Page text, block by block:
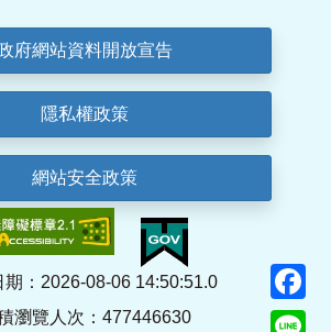
府網站資料開放宣告
隱私權政策
網站安全政策
期：2026-08-06 14:50:51.0
瀏覽人次：477446630